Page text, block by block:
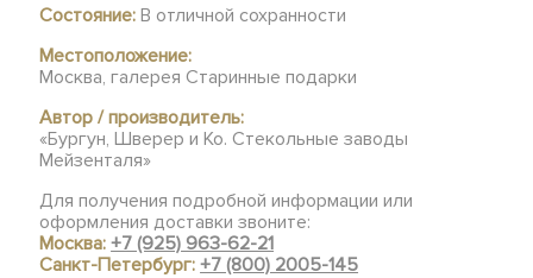
Состояние: В отличной сохранности
Местоположение:
Москва, галерея Старинные подарки
Автор / производитель:
«Бургун, Шверер и Ко. Стекольные заводы
Мейзенталя»
Для получения подробной информации или
оформления доставки звоните:
Москва:+7 (925) 963-62-21
Санкт-Петербург:+7 (800) 2005-145